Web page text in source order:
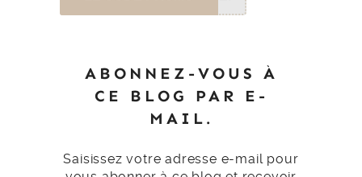
ABONNEZ-VOUS À
CE BLOG PAR E-
MAIL.
Saisissez votre adresse e-mail pour